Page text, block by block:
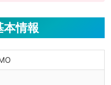
やご不明点について
ください。
本情報